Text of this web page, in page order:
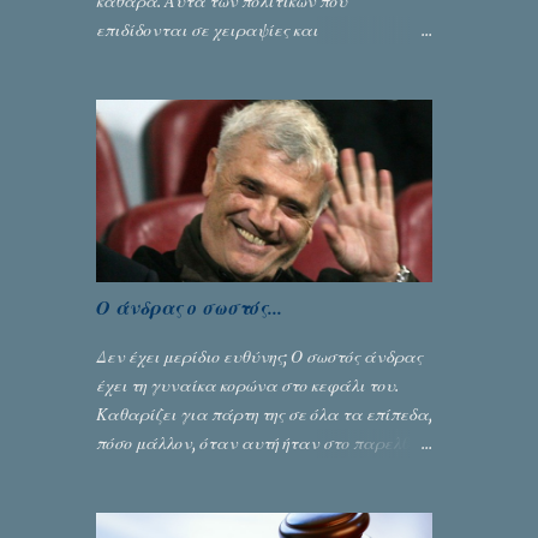
επιδίδονται σε χειραψίες και
Σταύρος Αλευρογιάννης
Ο άνδρας ο σωστός...
Δεν έχει μερίδιο ευθύνης; Ο σωστός άνδρας
έχει τη γυναίκα κορώνα στο κεφάλι του.
Καθαρίζει για πάρτη της σε όλα τα επίπεδα,
πόσο μάλλον, όταν αυτή ήταν στο παρελθόν
Αλευρογιάννης